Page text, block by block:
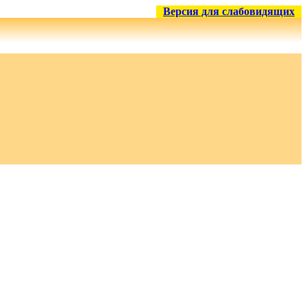
Версия для слабовидящих